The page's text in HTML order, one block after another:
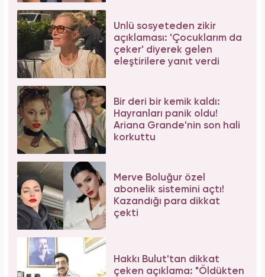
Ünlü sosyeteden zikir
açıklaması: 'Çocuklarım da
çeker' diyerek gelen
eleştirilere yanıt verdi
Bir deri bir kemik kaldı:
Hayranları panik oldu!
Ariana Grande'nin son hali
korkuttu
Merve Boluğur özel
abonelik sistemini açtı!
Kazandığı para dikkat
çekti
Hakkı Bulut'tan dikkat
çeken açıklama: "Öldükten